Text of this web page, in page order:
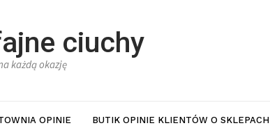
ciuchy
każdą okazję
OPINIE BUTIK OPINIE KLIENTÓW O SKLEPACH